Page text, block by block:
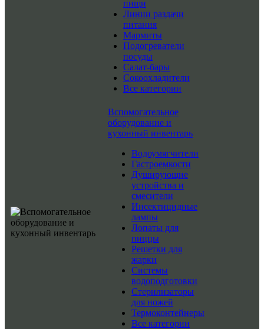
пищи
Линии раздачи
питания
Мармиты
Подогреватели
посуды
Салат-бары
Сокоохладители
Все категории
Вспомогательное
оборудование и
кухонный инвентарь
Водоумягчители
Гастроемкости
Душирующие
устройства и
смесители
Инсектицидные
лампы
Лопаты для
пиццы
Решетки для
жарки
Системы
водоподготовки
Стерилизаторы
для ножей
Термоконтейнеры
Все категории